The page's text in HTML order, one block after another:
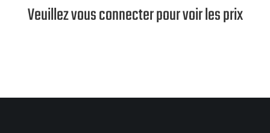
Veuillez vous connecter pour voir les prix